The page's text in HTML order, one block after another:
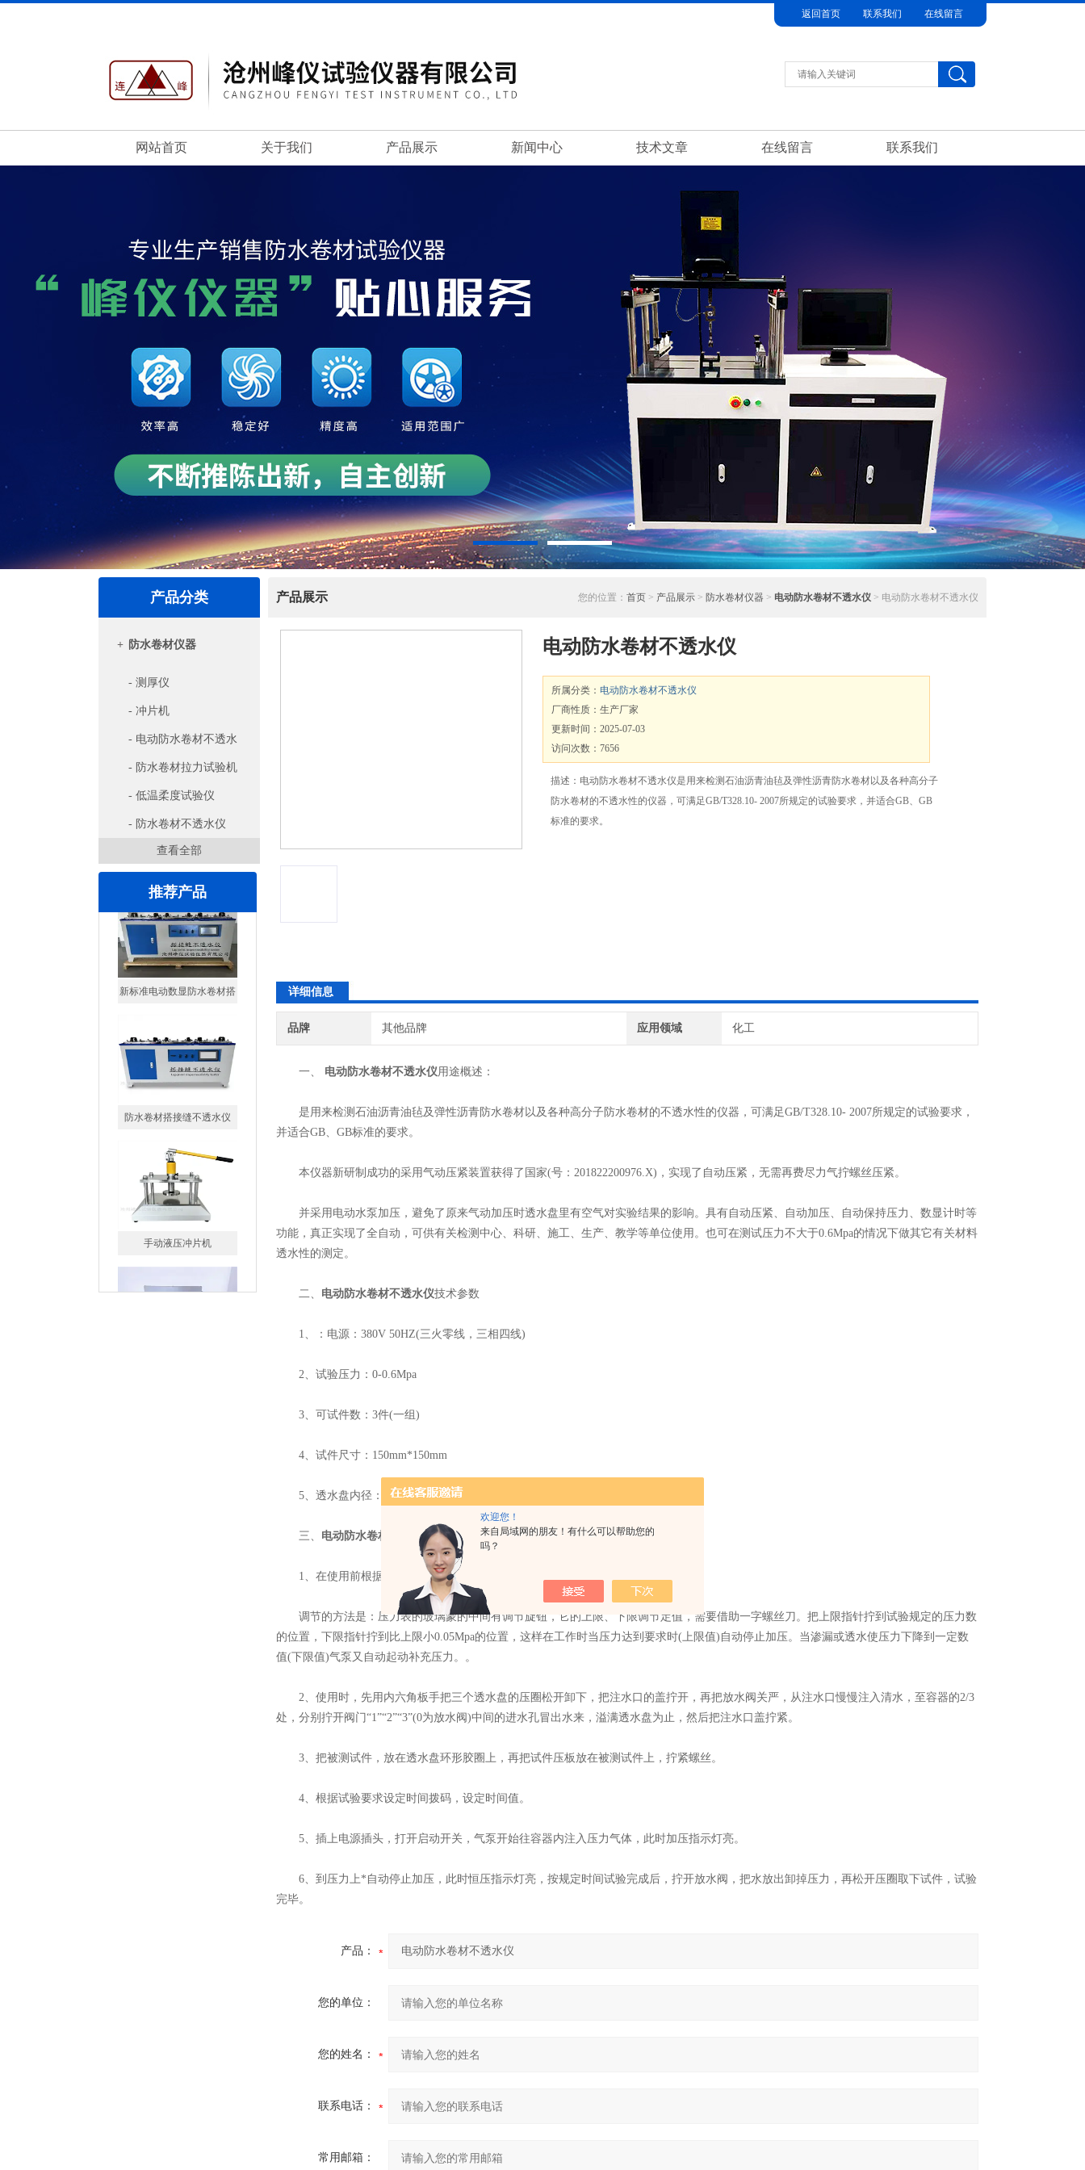
欢迎您！
来自局域网的朋友！有什么可以帮助您的
吗？
返回首页 联系我们 在线留言
网站首页 关于我们 产品展示 新闻中心 技术文章 在线留言 联系我们
产品分类
+ 防水卷材仪器
- 测厚仪
- 冲片机
- 电动防水卷材不透水
- 防水卷材拉力试验机
- 低温柔度试验仪
- 防水卷材不透水仪
查看全部
推荐产品
手动液压冲片机
产品展示 您的位置： 首页 > 产品展示 > 防水卷材仪器 > 电动防水卷材不透水仪 > 电动防水卷材不透水仪
电动防水卷材不透水仪
所属分类： 电动防水卷材不透水仪
厂商性质：生产厂家
更新时间：2025-07-03
访问次数：7656
描述：电动防水卷材不透水仪是用来检测石油沥青油毡及弹性沥青防水卷材以及各种高分子
防水卷材的不透水性的仪器，可满足GB/T328.10- 2007所规定的试验要求，并适合GB、GB
标准的要求。
详细信息
品牌 其他品牌 应用领域 化工
一、 电动防水卷材不透水仪用途概述：
是用来检测石油沥青油毡及弹性沥青防水卷材以及各种高分子防水卷材的不透水性的仪器，可满足GB/T328.10- 2007所规定的试验要求，
并适合GB、GB标准的要求。
本仪器新研制成功的采用气动压紧装置获得了国家(号：201822200976.X)，实现了自动压紧，无需再费尽力气拧螺丝压紧。
并采用电动水泵加压，避免了原来气动加压时透水盘里有空气对实验结果的影响。具有自动压紧、自动加压、自动保持压力、数显计时等
功能，真正实现了全自动，可供有关检测中心、科研、施工、生产、教学等单位使用。也可在测试压力不大于0.6Mpa的情况下做其它有关材料
透水性的测定。
二、 电动防水卷材不透水仪技术参数
1、：电源：380V 50HZ(三火零线，三相四线)
2、试验压力：0-0.6Mpa
3、可试件数：3件(一组)
4、试件尺寸：150mm*150mm
5、透水盘内径：φ92mm
三、 电动防水卷材不透水仪操作步骤
1、在使用前根据试件的试验要求把压力表调整好。
调节的方法是：压力表的玻璃蒙的中间有调节旋钮，它的上限、下限调节定值，需要借助一字螺丝刀。把上限指针拧到试验规定的压力数
的位置，下限指针拧到比上限小0.05Mpa的位置，这样在工作时当压力达到要求时(上限值)自动停止加压。当渗漏或透水使压力下降到一定数
值(下限值)气泵又自动起动补充压力。。
2、使用时，先用内六角板手把三个透水盘的压圈松开卸下，把注水口的盖拧开，再把放水阀关严，从注水口慢慢注入清水，至容器的2/3
处，分别拧开阀门“1”“2”“3”(0为放水阀)中间的进水孔冒出水来，溢满透水盘为止，然后把注水口盖拧紧。
3、把被测试件，放在透水盘环形胶圈上，再把试件压板放在被测试件上，拧紧螺丝。
4、根据试验要求设定时间拨码，设定时间值。
5、插上电源插头，打开启动开关，气泵开始往容器内注入压力气体，此时加压指示灯亮。
6、到压力上*自动停止加压，此时恒压指示灯亮，按规定时间试验完成后，拧开放水阀，把水放出卸掉压力，再松开压圈取下试件，试验
完毕。
产品：
您的单位：
您的姓名：
联系电话：
常用邮箱：